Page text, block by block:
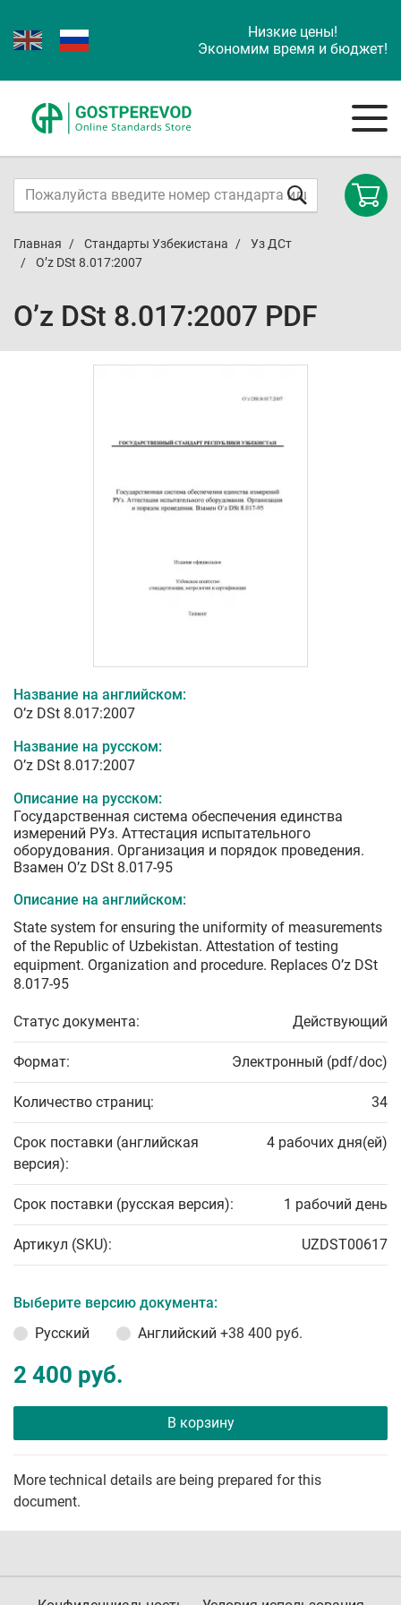
Низкие цены!
Экономим время и бюджет!
Главная Стандарты Узбекистана
Уз ДСт
O’z DSt 8.017:2007
O’z DSt 8.017:2007 PDF
Название на английском:
O’z DSt 8.017:2007
Название на русском:
O’z DSt 8.017:2007
Описание на русском:
Государственная система обеспечения единства
измерений РУз. Аттестация испытательного
оборудования. Организация и порядок проведения.
Взамен O’z DSt 8.017-95
Описание на английском:
State system for ensuring the uniformity of measurements
of the Republic of Uzbekistan. Attestation of testing
equipment. Organization and procedure. Replaces O’z DSt
8.017-95
Статус документа: Действующий
Формат: Электронный (pdf/doc)
Количество страниц: 34
Срок поставки (английская
версия):
4 рабочих дня(ей)
Срок поставки (русская версия): 1 рабочий день
Артикул (SKU): UZDST00617
Выберите версию документа:
Русский
Английский +38 400 руб.
2 400 руб.
В корзину
More technical details are being prepared for this
document.